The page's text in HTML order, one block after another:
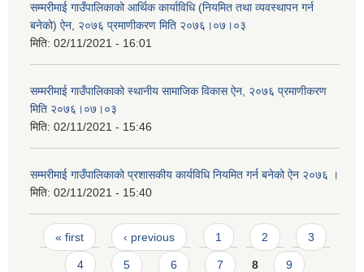
सम्मरीमाई गाउँपालिकाको आर्थिक कार्याविधि (नियमित तथा व्यवस्थापन गर्न
बनेको) ऐन, २०७६ प्रमाणीकरण मिति २०७६।०७।०३
मिति: 02/11/2021 - 16:01
सम्मरीमाई गाउँपालिकाको स्थानीय सामाजिक विकास ऐन, २०७६ प्रमाणीकरण
मिति २०७६।०७।०३
मिति: 02/11/2021 - 15:46
सम्मरीमाई गाउँपालिकाको प्रशासकीय कार्यविधि नियमित गर्न बनेको ऐन २०७६ ।
मिति: 02/11/2021 - 15:40
Pages
« first ‹ previous 1 2 3
4 5 6 7 8 9